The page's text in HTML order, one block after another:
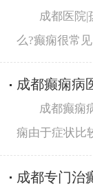
成都医院
么?癫痫很常
成都癫痫病
成都癫痫
痫由于症状比
成都专门治